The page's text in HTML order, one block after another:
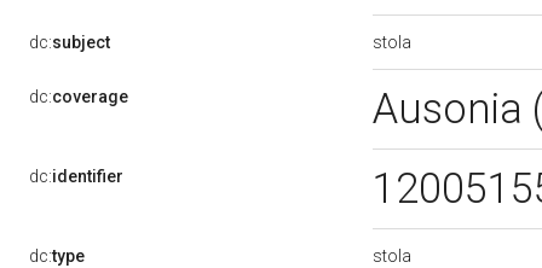
dc:subject stola
dc:coverage Ausonia
dc:identifier
dc:type stola